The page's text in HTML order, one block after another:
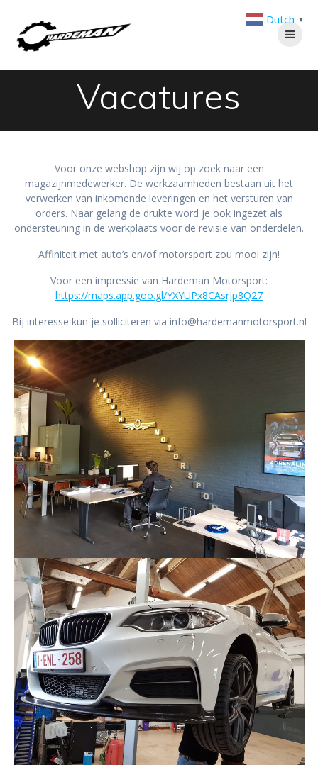
Vacatures
Voor onze webshop zijn wij op zoek naar een
magazijnmedewerker. De werkzaamheden bestaan uit het
verwerken van inkomende leveringen en het versturen van
orders. Naar gelang de drukte word je ook ingezet als
ondersteuning in de werkplaats voor de revisie van onderdelen.
Affiniteit met auto’s en/of motorsport zou mooi zijn!
Voor een impressie van Hardeman Motorsport:
https://maps.app.goo.gl/YXYUPx8CAsrJp8Q27
Bij interesse kun je solliciteren via info@hardemanmotorsport.nl
Dutch ▼